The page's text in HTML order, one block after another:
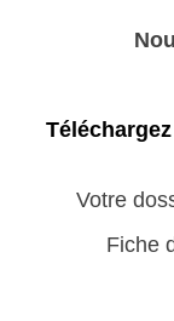
Votre
Fiche